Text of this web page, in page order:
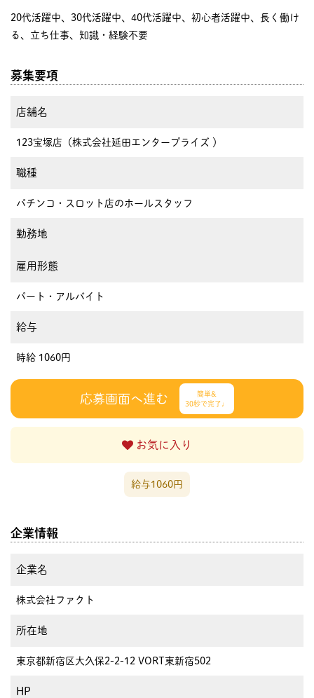
20代活躍中、30代活躍中、40代活躍中、初心者活躍中、長く働け
る、立ち仕事、知識・経験不要
募集要項
店舗名
123宝塚店（株式会社延田エンタープライズ ）
職種
パチンコ・スロット店のホールスタッフ
勤務地
雇用形態
パート・アルバイト
給与
時給 1060円
応募画面へ進む
簡単&
30秒で完了♩
お気に入り
給与1060円
企業情報
企業名
株式会社ファクト
所在地
東京都新宿区大久保2-2-12 VORT東新宿502
HP